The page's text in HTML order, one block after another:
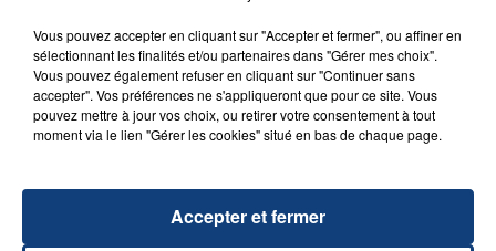
20 juillet 2026
UNE ADOLESCENTE DEVANT SE FAIRE
OPÉRER DE LA CHEVILLE RESSORT DE LA...
La famille a porté plainte contre la clinique qui a
reconnu sa responsabilité et présenté ses
TITRES DIFFUSÉS
Vous pouvez accepter en cliquant sur "Accepter et fermer", ou affiner en
sélectionnant les finalités et/ou partenaires dans "Gérer mes choix".
Vous pouvez également refuser en cliquant sur "Continuer sans
accepter". Vos préférences ne s'appliqueront que pour ce site. Vous
pouvez mettre à jour vos choix, ou retirer votre consentement à tout
moment via le lien "Gérer les cookies" situé en bas de chaque page.
Accepter et fermer